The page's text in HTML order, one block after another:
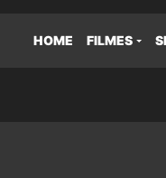
HOME FILMES